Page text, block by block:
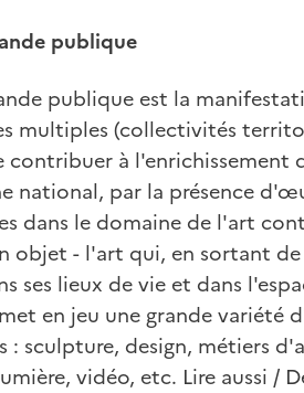
publique
publique est la
multiples (collectivités
contribuer à
national, par la présence
dans le domaine de l'art
objet - l'art qui, en sortant de
ses lieux de vie et dans
en jeu une grande variété
: sculpture, design, métiers
vidéo, etc. Lire aussi /